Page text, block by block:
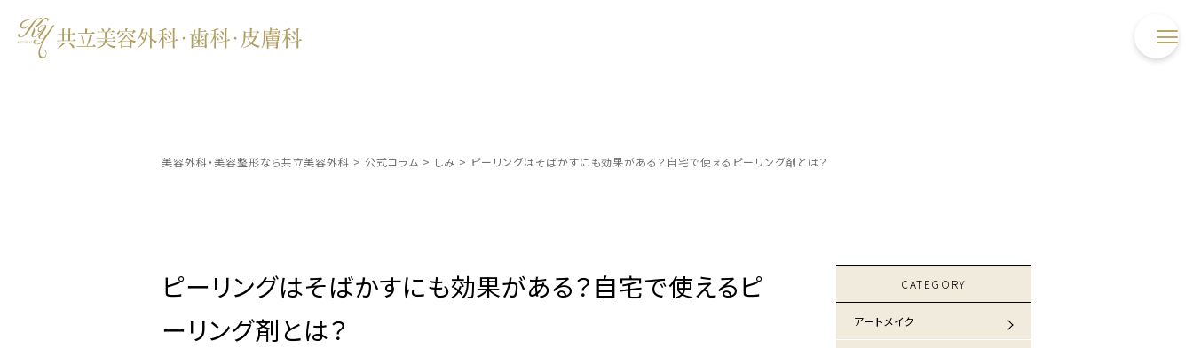
美容外科・美容整形なら共立美容外科 > 公式コラム > しみ > ピーリングはそばかすにも効果がある？自宅で使えるピーリング剤とは？
ピーリングはそばかすにも効果がある？自宅で使えるピ
ーリング剤とは？
CATEGORY
アートメイク